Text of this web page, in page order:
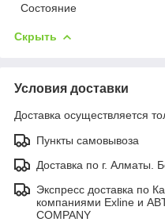
Состояние
Скрыть
Условия доставки
Доставка осуществляется
Пункты самовывоза
Доставка по г. Алматы.
Экспресс доставка по
компаниями Exline и
COMPANY